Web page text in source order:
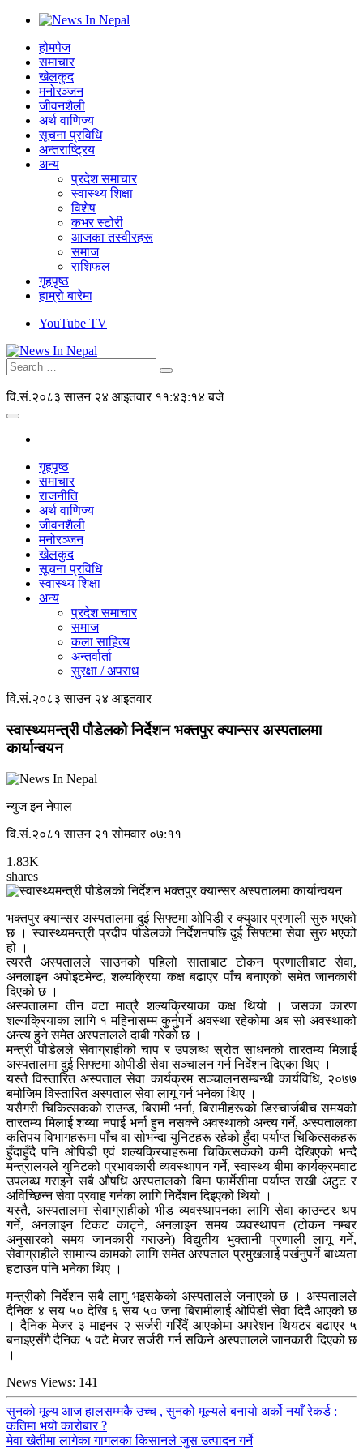
होमपेज
समाचार
खेलकुद
मनोरञ्जन
जीवनशैली
अर्थ वाणिज्य
सूचना प्रविधि
अन्तराष्ट्रिय
अन्य
प्रदेश समाचार
स्वास्थ्य शिक्षा
विशेष
कभर स्टोरी
आजका तस्वीरहरू
समाज
राशिफल
गृहपृष्ठ
हाम्राे बारेमा
YouTube TV
वि.सं.२०८३ साउन २४ आइतवार ११:४३:१४ बजे
गृहपृष्ठ
समाचार
राजनीति
अर्थ वाणिज्य
जीवनशैली
मनोरञ्जन
खेलकुद
सूचना प्रविधि
स्वास्थ्य शिक्षा
अन्य
प्रदेश समाचार
समाज
कला साहित्य
अन्तर्वार्ता
सुरक्षा / अपराध
वि.सं.२०८३ साउन २४ आइतवार
स्वास्थ्यमन्त्री पौडेलको निर्देशन भक्तपुर क्यान्सर अस्पतालमा
कार्यान्वयन
न्युज इन नेपाल
वि.सं.२०८१ साउन २१ सोमवार ०७:११
1.83K
shares
भक्तपुर क्यान्सर अस्पतालमा दुई सिफ्टमा ओपिडी र क्युआर प्रणाली सुरु भएको
छ । स्वास्थ्यमन्त्री प्रदीप पौडेलको निर्देशनपछि दुई सिफ्टमा सेवा सुरु भएको
हो ।
त्यस्तै अस्पतालले साउनको पहिलो साताबाट टोकन प्रणालीबाट सेवा,
अनलाइन अपोइटमेन्ट, शल्यक्रिया कक्ष बढाएर पाँच बनाएको समेत जानकारी
दिएको छ ।
अस्पतालमा तीन वटा मात्रै शल्यक्रियाका कक्ष थियो । जसका कारण
शल्यक्रियाका लागि १ महिनासम्म कुर्नुपर्ने अवस्था रहेकोमा अब सो अवस्थाको
अन्त्य हुने समेत अस्पतालले दाबी गरेको छ ।
मन्त्री पौडेलले सेवाग्राहीको चाप र उपलब्ध स्रोत साधनको तारतम्य मिलाई
अस्पतालमा दुई सिफ्टमा ओपीडी सेवा सञ्चालन गर्न निर्देशन दिएका थिए ।
यस्तै विस्तारित अस्पताल सेवा कार्यक्रम सञ्चालनसम्बन्धी कार्यविधि, २०७७
बमोजिम विस्तारित अस्पताल सेवा लागू गर्न भनेका थिए ।
यसैगरी चिकित्सकको राउन्ड, बिरामी भर्ना, बिरामीहरूको डिस्चार्जबीच समयको
तारतम्य मिलाई शय्या नपाई भर्ना हुन नसक्ने अवस्थाको अन्त्य गर्ने, अस्पतालका
कतिपय विभागहरूमा पाँच वा सोभन्दा युनिटहरू रहेको हुँदा पर्याप्त चिकित्सकहरू
हुँदाहुँदै पनि ओपिडी एवं शल्यक्रियाहरूमा चिकित्सकको कमी देखिएको भन्दै
मन्त्रालयले युनिटको प्रभावकारी व्यवस्थापन गर्ने, स्वास्थ्य बीमा कार्यक्रमवाट
उपलब्ध गराइने सबै औषधि अस्पतालको बिमा फार्मेसीमा पर्याप्त राखी अटुट र
अविच्छिन्न सेवा प्रवाह गर्नका लागि निर्देशन दिइएको थियो ।
यस्तै, अस्पतालमा सेवाग्राहीको भीड व्यवस्थापनका लागि सेवा काउन्टर थप
गर्ने, अनलाइन टिकट काट्ने, अनलाइन समय व्यवस्थापन (टोकन नम्बर
अनुसारको समय जानकारी गराउने) विद्युतीय भुक्तानी प्रणाली लागू गर्ने,
सेवाग्राहीले सामान्य कामको लागि समेत अस्पताल प्रमुखलाई पर्खनुपर्ने बाध्यता
हटाउन पनि भनेका थिए ।
मन्त्रीको निर्देशन सबै लागु भइसकेको अस्पतालले जनाएको छ । अस्पतालले
दैनिक ४ सय ५० देखि ६ सय ५० जना बिरामीलाई ओपिडी सेवा दिदैं आएको छ
। दैनिक मेजर ३ माइनर २ सर्जरी गरिँदैं आएकोमा अपरेशन थियटर बढाएर ५
बनाइएसँगै दैनिक ५ वटै मेजर सर्जरी गर्न सकिने अस्पतालले जानकारी दिएको छ
।
News Views: 141
सुनको मूल्य आज हालसम्मकै उच्च , सुनको मूल्यले बनायो अर्को नयाँ रेकर्ड :
कतिमा भयो कारोबार ?
मेवा खेतीमा लागेका गागलका किसानले जुस उत्पादन गर्ने